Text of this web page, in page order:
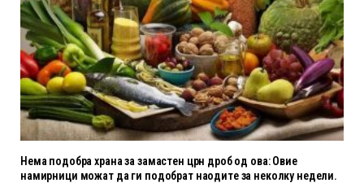
Нема подобра храна за замастен црн дроб од ова: Овие
намирници можат да ги подобрат наодите за неколку недели.